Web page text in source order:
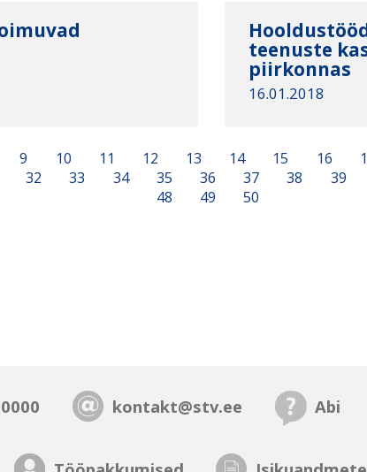
teenuste
piirkonnas
16.01.2018
9 10 11 12 13 14 15 16
32 33 34 35 36 37 38 39
48
49 50
kontakt@stv.ee Abi